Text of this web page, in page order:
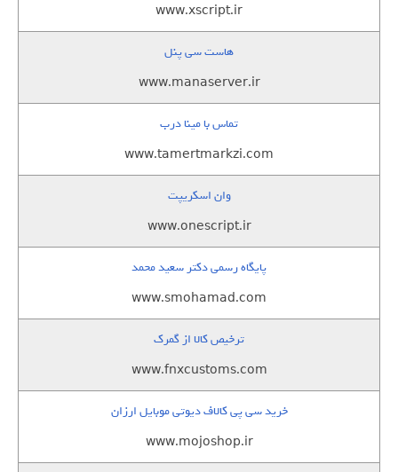
www.xscript.ir
هاست سی پنل
www.manaserver.ir
تماس با مینا درب
www.tamertmarkzi.com
وان اسکریپت
www.onescript.ir
پایگاه رسمی دکتر سعید محمد
www.smohamad.com
ترخیص کالا از گمرک
www.fnxcustoms.com
خرید سی پی کالاف دیوتی موبایل ارزان
www.mojoshop.ir